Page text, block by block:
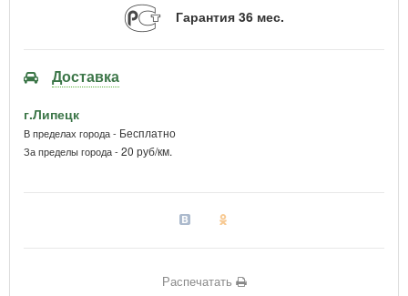
Гарантия 36 мес.
Доставка
г.Липецк
В пределах города - Бесплатно
За пределы города - 20 руб/км.
Распечатать